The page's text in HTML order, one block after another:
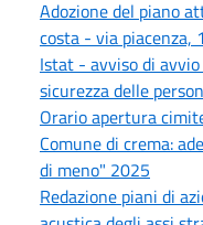
Adozione del piano
costa - via
Istat - avviso di avvio
sicurezza delle
Orario apertura
Comune di crema:
di meno" 2025
Redazione piani di